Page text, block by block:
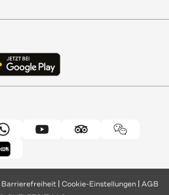
Barrierefreiheit Cookie-Einstellungen AGB